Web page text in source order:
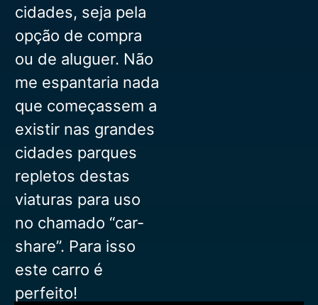
cidades, seja pela
opção de compra
ou de aluguer. Não
me espantaria nada
que começassem a
existir nas grandes
cidades parques
repletos destas
viaturas para uso
no chamado “car-
share”. Para isso
este carro é
perfeito!